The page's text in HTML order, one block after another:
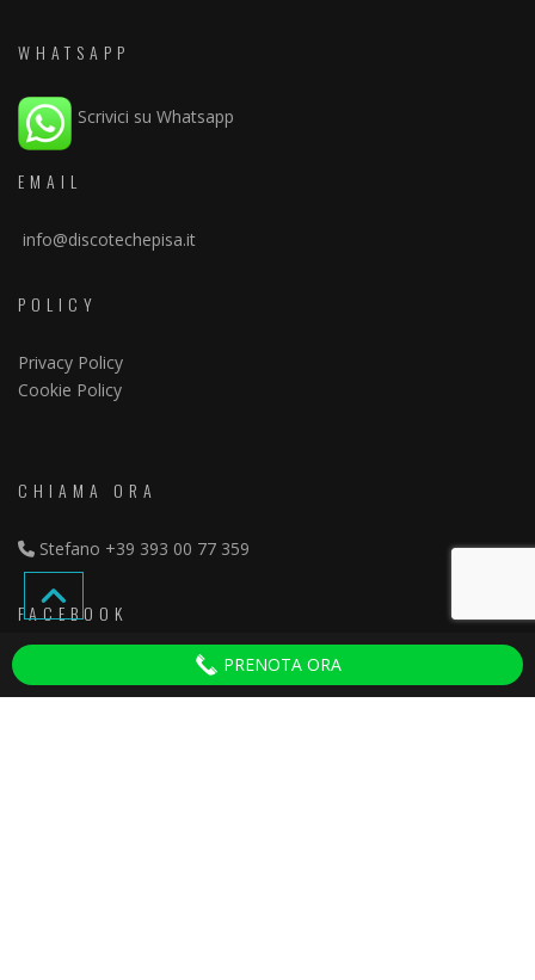
WHATSAPP
Scrivici su Whatsapp
EMAIL
info@discotechepisa.it
POLICY
Privacy Policy
Cookie Policy
CHIAMA ORA
Stefano +39 393 00 77 359
FACEBOOK
Discoteche Pisa
PRENOTA ORA